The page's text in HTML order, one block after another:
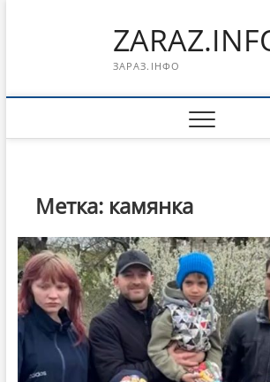
ЗАРАЗ.ІНФО
Метка: камянка